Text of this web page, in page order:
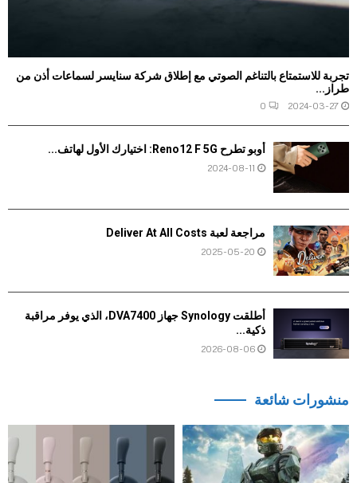
تجربة للاستمتاع بالتناغم الصوتي مع إطلاق شركة سنايسر لسماعات أذن من
طراز...
2024-03-27
0
أوبو تطرح Reno12 F 5G: اختيارك الأول لهاتف...
2024-08-11
مراجعة لعبة Deliver At All Costs
2025-05-20
أطلقت Synology جهاز DVA7400، الذي يوفر مراقبة
ذكية...
2026-08-06
منشورات شائعة